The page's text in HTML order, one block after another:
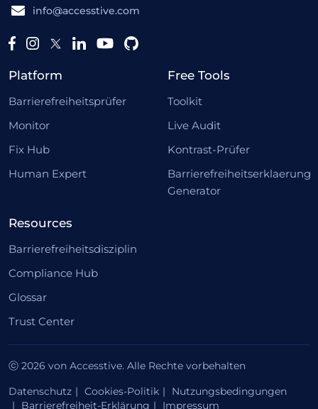
info@accesstive.com
Platform
Barrierefreiheitsprüfer
Monitor
Fix Hub
Human Expert
Free Tools
Toolkit
Live Audit
Kontrast-Prüfer
Barrierefreiheitserklaerung
Generator
Resources
Barrierefreiheitsdisziplin
Compliance Hub
Glossar
Trust Center
ⓒ 2026 von Accesstive. Alle Rechte vorbehalten
Datenschutz
Cookies-Politik
Nutzungsbedingungen
Barrierefreiheit-Erklärung
Impressum